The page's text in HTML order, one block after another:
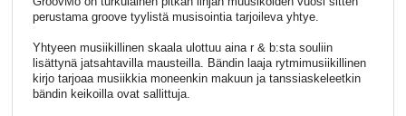
perustama groove tyylistä musisointia tarjoileva yhtye.
Yhtyeen musiikillinen skaala ulottuu aina r & b:sta souliin
lisättynä jatsahtavilla mausteilla. Bändin laaja rytmimusiikillinen
kirjo tarjoaa musiikkia moneenkin makuun ja tanssiaskeleetkin
bändin keikoilla ovat sallittuja.